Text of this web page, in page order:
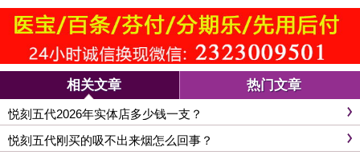
相关文章 热门文章
悦刻五代2026年实体店多少钱一支？
悦刻五代刚买的吸不出来烟怎么回事？